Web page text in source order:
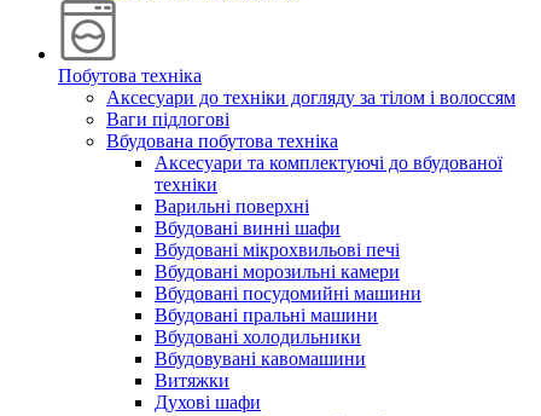
Побутова техніка
Аксесуари до техніки догляду за тілом і волоссям
Ваги підлогові
Вбудована побутова техніка
Аксесуари та комплектуючі до вбудованої
техніки
Варильні поверхні
Вбудовані винні шафи
Вбудовані мікрохвильові печі
Вбудовані морозильні камери
Вбудовані посудомийні машини
Вбудовані пральні машини
Вбудовані холодильники
Вбудовувані кавомашини
Витяжки
Духові шафи